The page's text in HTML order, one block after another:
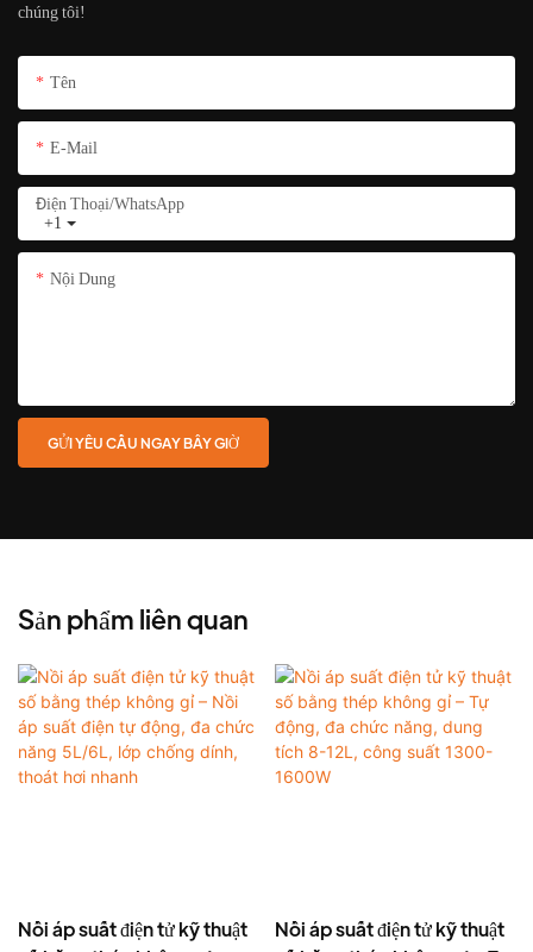
chúng tôi!
Tên
E-Mail
+1
Điện Thoại/whatsApp
Nội Dung
GỬI YÊU CẦU NGAY BÂY GIỜ
Sản phẩm liên quan
Nồi áp suất điện tử kỹ thuật
Nồi áp suất điện tử kỹ thuật